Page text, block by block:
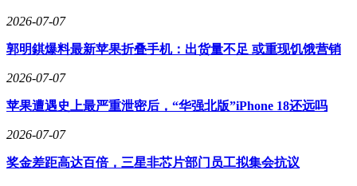
2026-07-07
郭明錤爆料最新苹果折叠手机：出货量不足 或重现饥饿营销
2026-07-07
苹果遭遇史上最严重泄密后，“华强北版”iPhone 18还远吗
2026-07-07
奖金差距高达百倍，三星非芯片部门员工拟集会抗议